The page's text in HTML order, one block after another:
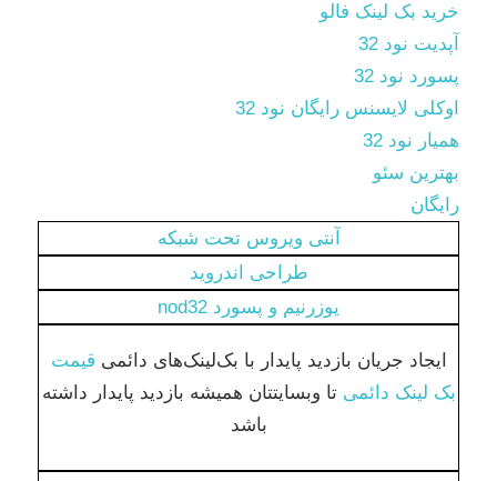
خرید بک لینک فالو
آپدیت نود 32
پسورد نود 32
اوکلی لایسنس رایگان نود 32
همیار نود 32
بهترین سئو
رایگان
آنتی ویروس تحت شبکه
طراحی اندروید
يوزرنيم و پسورد nod32
ایجاد جریان بازدید پایدار با بک‌لینک‌های دائمی قیمت
بک لینک دائمی تا وبسایتتان همیشه بازدید پایدار داشته
باشد